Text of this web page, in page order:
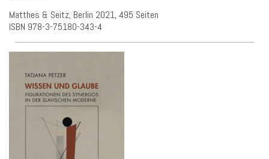
Matthes & Seitz, Berlin 2021, 495 Seiten
ISBN 978-3-75180-343-4